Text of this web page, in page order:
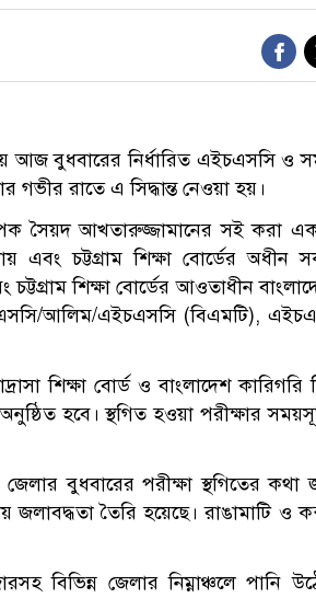
আজ বুধবারের নির্ধারিত এইচএসসি ও
গভীর রাতে এ সিদ্ধান্ত নেওয়া হয়।
সৈয়দ আখতারুজ্জামানের সই করা এক
এবং চট্টগ্রাম শিক্ষা বোর্ডের অধীন
শিক্ষা বোর্ডের আওতাধীন
আলিম/এইচএসসি (বিএমটি),
শিক্ষা বোর্ড ও বাংলাদেশ কারিগরি
হবে। স্থগিত হওয়া পরীক্ষার
বুধবারের পরীক্ষা স্থগিতের কথা
জলাবদ্ধতা তৈরি হয়েছে। রাঙামাটি ও
বিভিন্ন জেলার নিম্নাঞ্চলে পানি